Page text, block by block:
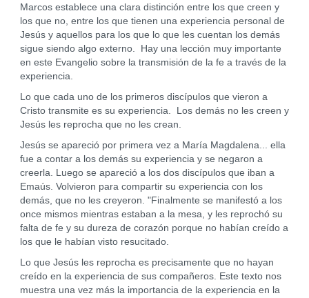
Marcos establece una clara distinción entre los que creen y
los que no, entre los que tienen una experiencia personal de
Jesús y aquellos para los que lo que les cuentan los demás
sigue siendo algo externo. Hay una lección muy importante
en este Evangelio sobre la transmisión de la fe a través de la
experiencia.
Lo que cada uno de los primeros discípulos que vieron a
Cristo transmite es su experiencia. Los demás no les creen y
Jesús les reprocha que no les crean.
Jesús se apareció por primera vez a María Magdalena... ella
fue a contar a los demás su experiencia y se negaron a
creerla. Luego se apareció a los dos discípulos que iban a
Emaús. Volvieron para compartir su experiencia con los
demás, que no les creyeron. "Finalmente se manifestó a los
once mismos mientras estaban a la mesa, y les reprochó su
falta de fe y su dureza de corazón porque no habían creído a
los que le habían visto resucitado.
Lo que Jesús les reprocha es precisamente que no hayan
creído en la experiencia de sus compañeros. Este texto nos
muestra una vez más la importancia de la experiencia en la